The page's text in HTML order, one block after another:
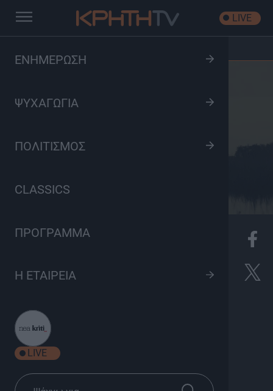
ΕΝΗΜΕΡΩΣΗ
ΨΥΧΑΓΩΓΙΑ
ΠΟΛΙΤΙΣΜΟΣ
CLASSICS
ΠΡΟΓΡΑΜΜΑ
Η ΕΤΑΙΡΕΙΑ
LIVE
LIVE
K Ιστορικό, Ντοκιμαντέρ, Πολιτισμός
Μέχρι τελευταίας
2h 00'